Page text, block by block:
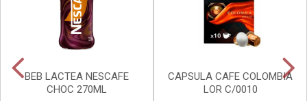
BEB LACTEA NESCAFE
CHOC 270ML
CAPSULA CAFE COLOMBIA
LOR C/0010